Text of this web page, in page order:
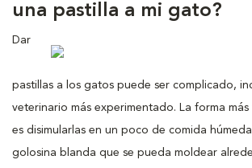
una pastilla a mi gato?
Dar
pastillas a los gatos puede ser complicado,
veterinario más experimentado. La forma
es disimularlas en un poco de comida
golosina blanda que se pueda moldear